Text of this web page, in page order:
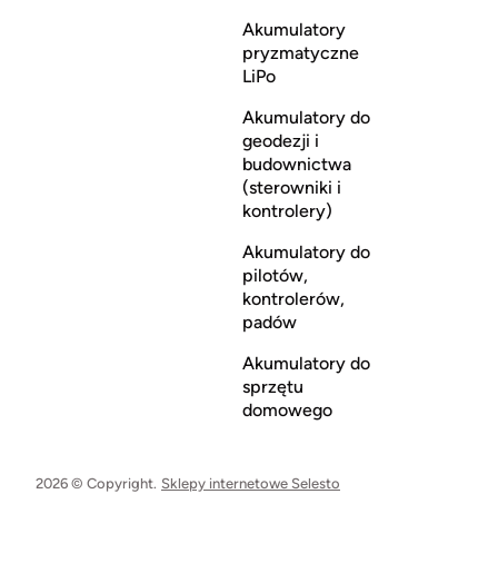
Akumulatory
pryzmatyczne
LiPo
Akumulatory do
geodezji i
budownictwa
(sterowniki i
kontrolery)
Akumulatory do
pilotów,
kontrolerów,
padów
Akumulatory do
sprzętu
domowego
2026 © Copyright. Sklepy internetowe Selesto